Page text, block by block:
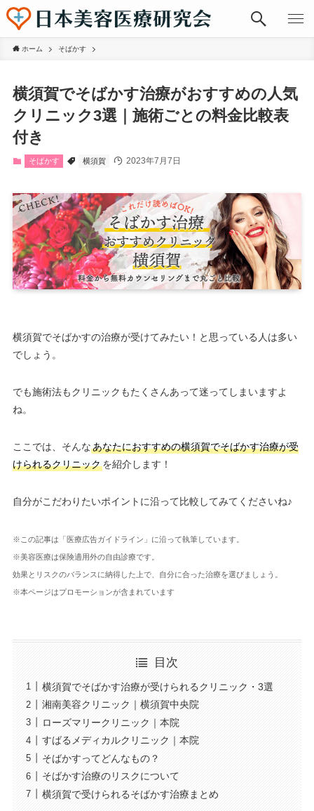
ホーム そばかす
横須賀でそばかす治療がおすすめの人気
クリニック3選｜施術ごとの料金比較表
付き
そばかす 横須賀 2023年7月7日
横須賀でそばかすの治療が受けてみたい！と思っている人は多い
でしょう。
でも施術法もクリニックもたくさんあって迷ってしまいますよ
ね。
ここでは、そんなあなたにおすすめの横須賀でそばかす治療が受
けられるクリニックを紹介します！
自分がこだわりたいポイントに沿って比較してみてくださいね♪
※この記事は「医療広告ガイドライン」に沿って執筆しています。
※美容医療は保険適用外の自由診療です。
効果とリスクのバランスに納得した上で、自分に合った治療を選びましょう。
※本ページはプロモーションが含まれています
目次
横須賀でそばかす治療が受けられるクリニック・3選
湘南美容クリニック｜横須賀中央院
ローズマリークリニック｜本院
すばるメディカルクリニック｜本院
そばかすってどんなもの？
そばかす治療のリスクについて
横須賀で受けられるそばかす治療まとめ